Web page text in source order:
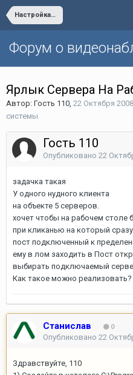
Настройка и функционирование системы
Форум о
Ярлык Сервера На
Автор: Гость 110, 22 Октября 2008
системы
Гость 110
Опубликовано 22
задачка такая
У одного нудного клиента
на объекте 5 серверов.
хочет чтобы на рабочем столе
при кликанью на который
пост подключенный к
ему в лом заходить в Пост
выбирать подключаемый
Как такое можно реализовать?
Станислав 0
Опубликовано 22
Здравствуйте, 110